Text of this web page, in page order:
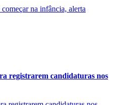
registrarem candidaturas nos